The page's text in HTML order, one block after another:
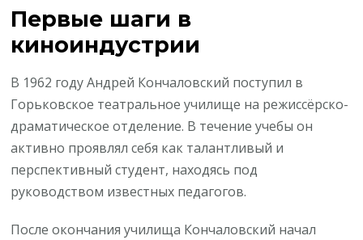
Первые шаги в
киноиндустрии
В 1962 году Андрей Кончаловский поступил в
Горьковское театральное училище на режиссёрско-
драматическое отделение. В течение учебы он
активно проявлял себя как талантливый и
перспективный студент, находясь под
руководством известных педагогов.
После окончания училища Кончаловский начал